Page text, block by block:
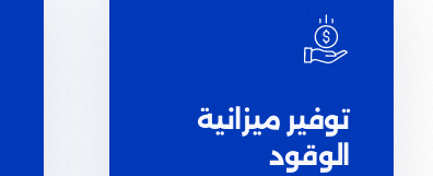
توفير ميزانية
الوقود